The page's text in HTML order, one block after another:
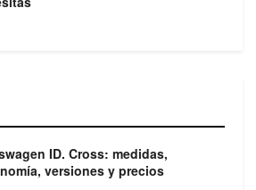
ID. Cross: medidas,
versiones y precios